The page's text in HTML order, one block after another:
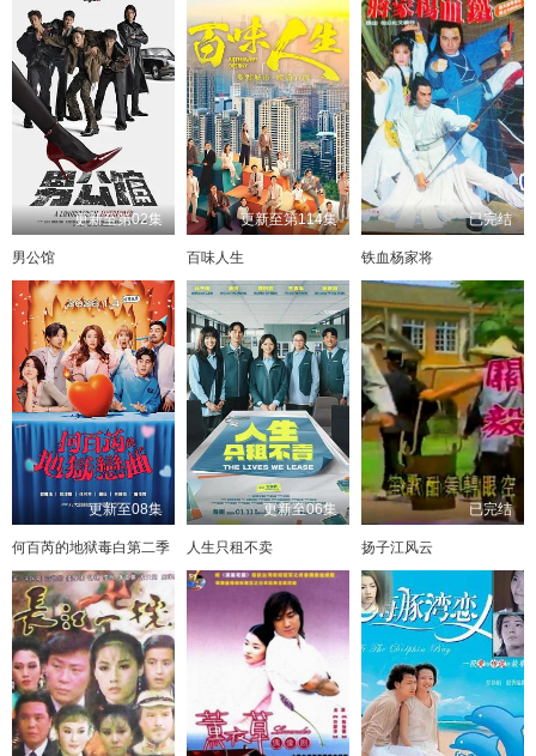
更新至第02集
男公馆
更新至第114集
百味人生
已完结
铁血杨家将
更新至08集
何百芮的地狱毒白第二季
更新至06集
人生只租不卖
已完结
扬子江风云